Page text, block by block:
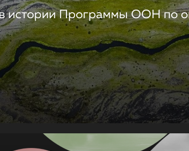
истории Программы ООН по